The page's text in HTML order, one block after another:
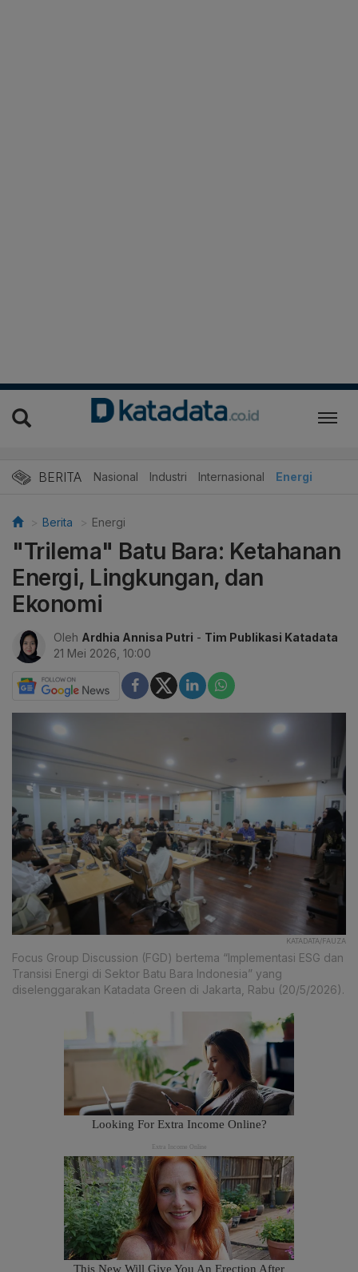
BERITA Nasional Industri Internasional Energi
Berita Energi
"Trilema" Batu Bara: Ketahanan
Energi, Lingkungan, dan
Ekonomi
Oleh Ardhia Annisa Putri - Tim Publikasi Katadata
21 Mei 2026, 10:00
KATADATA/FAUZA
Focus Group Discussion (FGD) bertema “Implementasi ESG dan
Transisi Energi di Sektor Batu Bara Indonesia” yang
diselenggarakan Katadata Green di Jakarta, Rabu (20/5/2026).